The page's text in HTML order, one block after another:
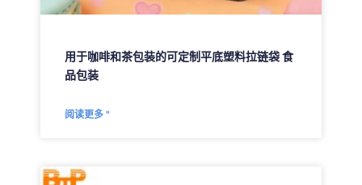
用于咖啡和茶包装的可定制平底塑料拉链袋 食
品包装
阅读更多 "